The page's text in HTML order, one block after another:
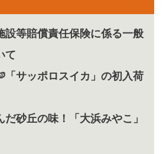
設等賠償責任保険に係る一般
て
「サッポロスイカ」の初入荷
だ砂丘の味！「大浜みやこ」